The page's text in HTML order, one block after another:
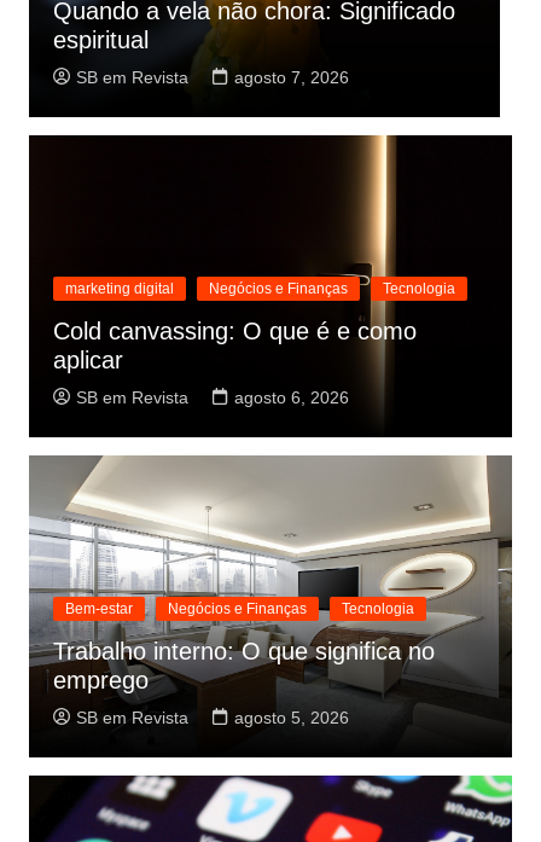
Key user SAP: Função e
responsabilidades
SB em Revista agosto 7, 2026
marketing digital Negócios e Finanças Tecnologia
Cold canvassing: O que é e como
aplicar
SB em Revista agosto 6, 2026
Bem-estar Negócios e Finanças Tecnologia
Trabalho interno: O que significa no
emprego
SB em Revista agosto 5, 2026